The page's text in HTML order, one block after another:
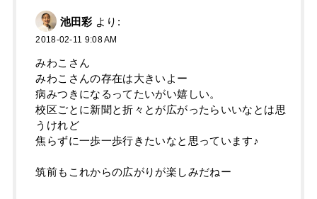
池田彩 より:
2018-02-11 9:08 AM
みわこさん
みわこさんの存在は大きいよー
病みつきになるってたいがい嬉しい。
校区ごとに新聞と折々とが広がったらいいなとは思
うけれど
焦らずに一歩一歩行きたいなと思っています♪
筑前もこれからの広がりが楽しみだねー